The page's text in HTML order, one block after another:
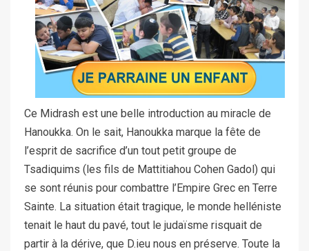
Ce Midrash est une belle introduction au miracle de
Hanoukka. On le sait, Hanoukka marque la fête de
l’esprit de sacrifice d’un tout petit groupe de
Tsadiquims (les fils de Mattitiahou Cohen Gadol) qui
se sont réunis pour combattre l’Empire Grec en Terre
Sainte. La situation était tragique, le monde helléniste
tenait le haut du pavé, tout le judaïsme risquait de
partir à la dérive, que D.ieu nous en préserve. Toute la